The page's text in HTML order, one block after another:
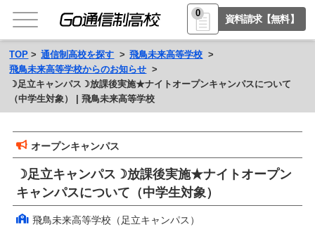
0
資料請求【無料】
TOP 通信制高校を探す
飛鳥未来高等学校
飛鳥未来高等学校からのお知らせ
☽足立キャンパス☽放課後実施★ナイトオープンキャンパスについて
（中学生対象） | 飛鳥未来高等学校
オープンキャンパス
☽足立キャンパス☽放課後実施★ナイトオープン
キャンパスについて（中学生対象）
飛鳥未来高等学校（足立キャンパス）